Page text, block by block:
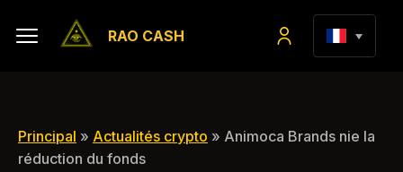
RAO CASH
Principal » Actualités crypto » Animoca Brands nie la
réduction du fonds